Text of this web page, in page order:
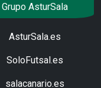
Grupo AsturSala
AsturSala.es
SoloFutsal.es
salacanario.es